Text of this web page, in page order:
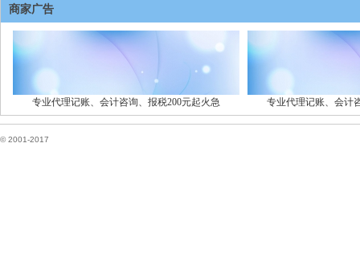
商家广告
专业代理记账、会计咨询、报税200元起火急 专业代理记账、会计
© 2001-2017